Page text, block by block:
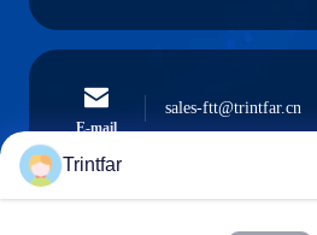
E-mail
sales-ftt@trintfar.cn
Trintfar